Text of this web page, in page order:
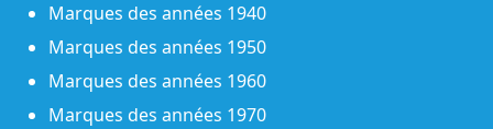
Marques des années 1940
Marques des années 1950
Marques des années 1960
Marques des années 1970